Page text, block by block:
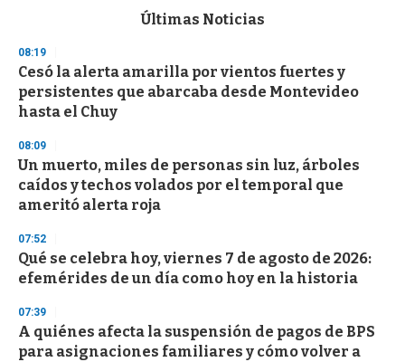
d
s
o
f
3
s
e
c
o
n
Últimas Noticias
08:19
Cesó la alerta amarilla por vientos fuertes y
persistentes que abarcaba desde Montevideo
hasta el Chuy
08:09
Un muerto, miles de personas sin luz, árboles
caídos y techos volados por el temporal que
ameritó alerta roja
07:52
Qué se celebra hoy, viernes 7 de agosto de 2026:
efemérides de un día como hoy en la historia
07:39
A quiénes afecta la suspensión de pagos de BPS
para asignaciones familiares y cómo volver a